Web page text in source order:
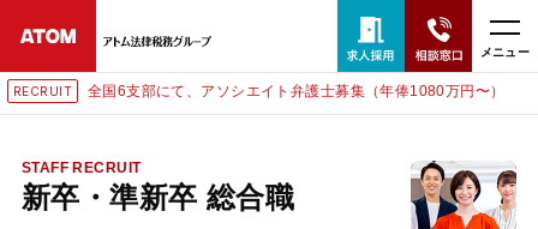
メニュー
RECRUIT 全国6支部にて、アソシエイト弁護士募集（年俸1080万円〜）
STAFF RECRUIT
新卒・準新卒 総合職
24時間365日全国対応
無料相談窓口はこちら
電話・LINE・メールで相談予約受付中